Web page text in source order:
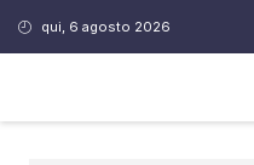
qui, 6 agosto 2026